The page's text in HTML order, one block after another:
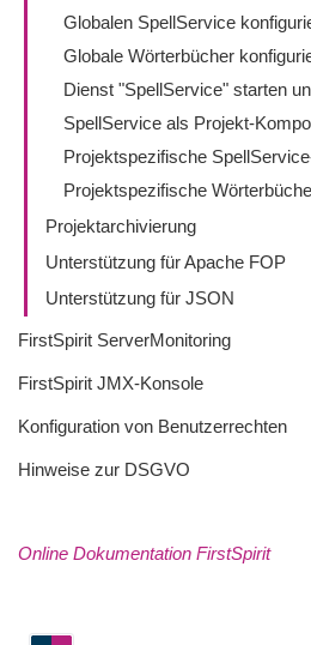
Globalen SpellService
Globale Wörterbücher
Dienst "SpellService" starten
SpellService als Projekt-
Projektspezifische
Projektspezifische
Projektarchivierung
Unterstützung für Apache FOP
Unterstützung für JSON
FirstSpirit ServerMonitoring
FirstSpirit JMX-Konsole
Konfiguration von Benutzerrechten
Hinweise zur DSGVO
Online Dokumentation FirstSpirit